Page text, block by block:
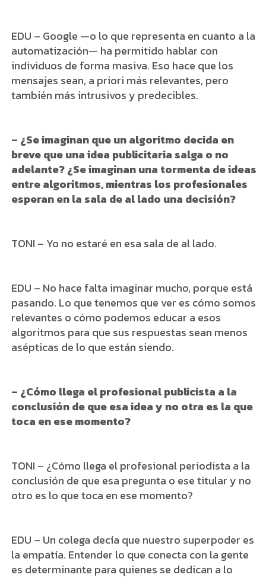
EDU – Google —o lo que representa en cuanto a la
automatización— ha permitido hablar con
individuos de forma masiva. Eso hace que los
mensajes sean, a priori más relevantes, pero
también más intrusivos y predecibles.
– ¿Se imaginan que un algoritmo decida en
breve que una idea publicitaria salga o no
adelante? ¿Se imaginan una tormenta de ideas
entre algoritmos, mientras los profesionales
esperan en la sala de al lado una decisión?
TONI – Yo no estaré en esa sala de al lado.
EDU – No hace falta imaginar mucho, porque está
pasando. Lo que tenemos que ver es cómo somos
relevantes o cómo podemos educar a esos
algoritmos para que sus respuestas sean menos
asépticas de lo que están siendo.
– ¿Cómo llega el profesional publicista a la
conclusión de que esa idea y no otra es la que
toca en ese momento?
TONI – ¿Cómo llega el profesional periodista a la
conclusión de que esa pregunta o ese titular y no
otro es lo que toca en ese momento?
EDU – Un colega decía que nuestro superpoder es
la empatía. Entender lo que conecta con la gente
es determinante para quienes se dedican a lo